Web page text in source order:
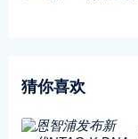
猜你喜欢